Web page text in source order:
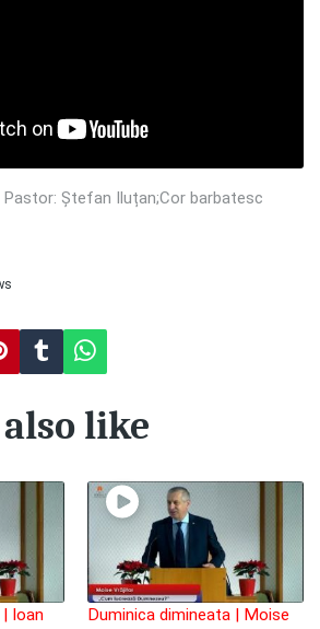
Pastor: Ștefan Iluțan;Cor barbatesc
like
| Ioan
Duminica dimineata | Moise